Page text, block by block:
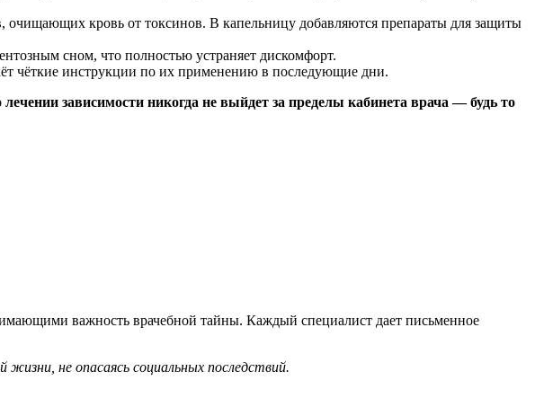
очищающих кровь от токсинов. В капельницу добавляются препараты для защиты
сном, что полностью устраняет дискомфорт.
чёткие инструкции по их применению в последующие дни.
зависимости никогда не выйдет за пределы кабинета врача — будь то
важность врачебной тайны. Каждый специалист дает письменное
не опасаясь социальных последствий.